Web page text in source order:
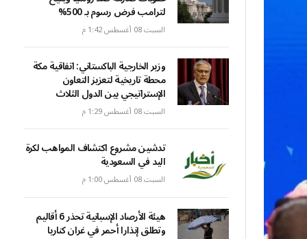
لترامب فرض رسوم بـ 500%
السبت 08 أغسطس 1:42 م
وزير الخارجية الباكستاني: اتفاقية مكة
محطة تاريخية لتعزيز التعاون
الإستراتيجي بين الدول الثلاث
السبت 08 أغسطس 1:29 م
تدشين مشروع اكتشاف المواهب لكرة
اليد في السعودية
السبت 08 أغسطس 1:00 م
هيئة الأرصاد الإسبانية تحذر 6 أقاليم
وتطلق إنذارا أحمر في غران كناريا